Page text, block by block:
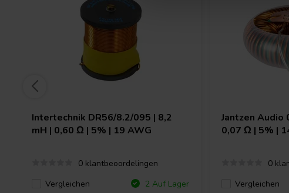
Intertechnik DR56/8.2/095 | 8,2
mH | 0,60 Ω | 5% | 19 AWG
0 klantbeoordelingen
Vergleichen
2 Auf Lager
Jantzen Audio
0,07 Ω | 5% |
0
Vergleichen